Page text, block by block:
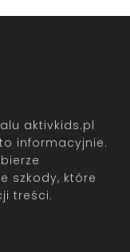
aktivkids.pl
informacyjnie.
szkody, które
treści.